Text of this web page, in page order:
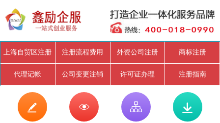
上海自贸区注册 注册流程费用 外资公司注册 商标注册
代理记帐 公司变更注销 许可证办理 注册指南
   